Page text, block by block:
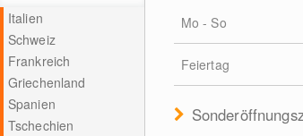
Italien
Schweiz
Frankreich
Griechenland
Spanien
Tschechien
Mo - So
Feiertag